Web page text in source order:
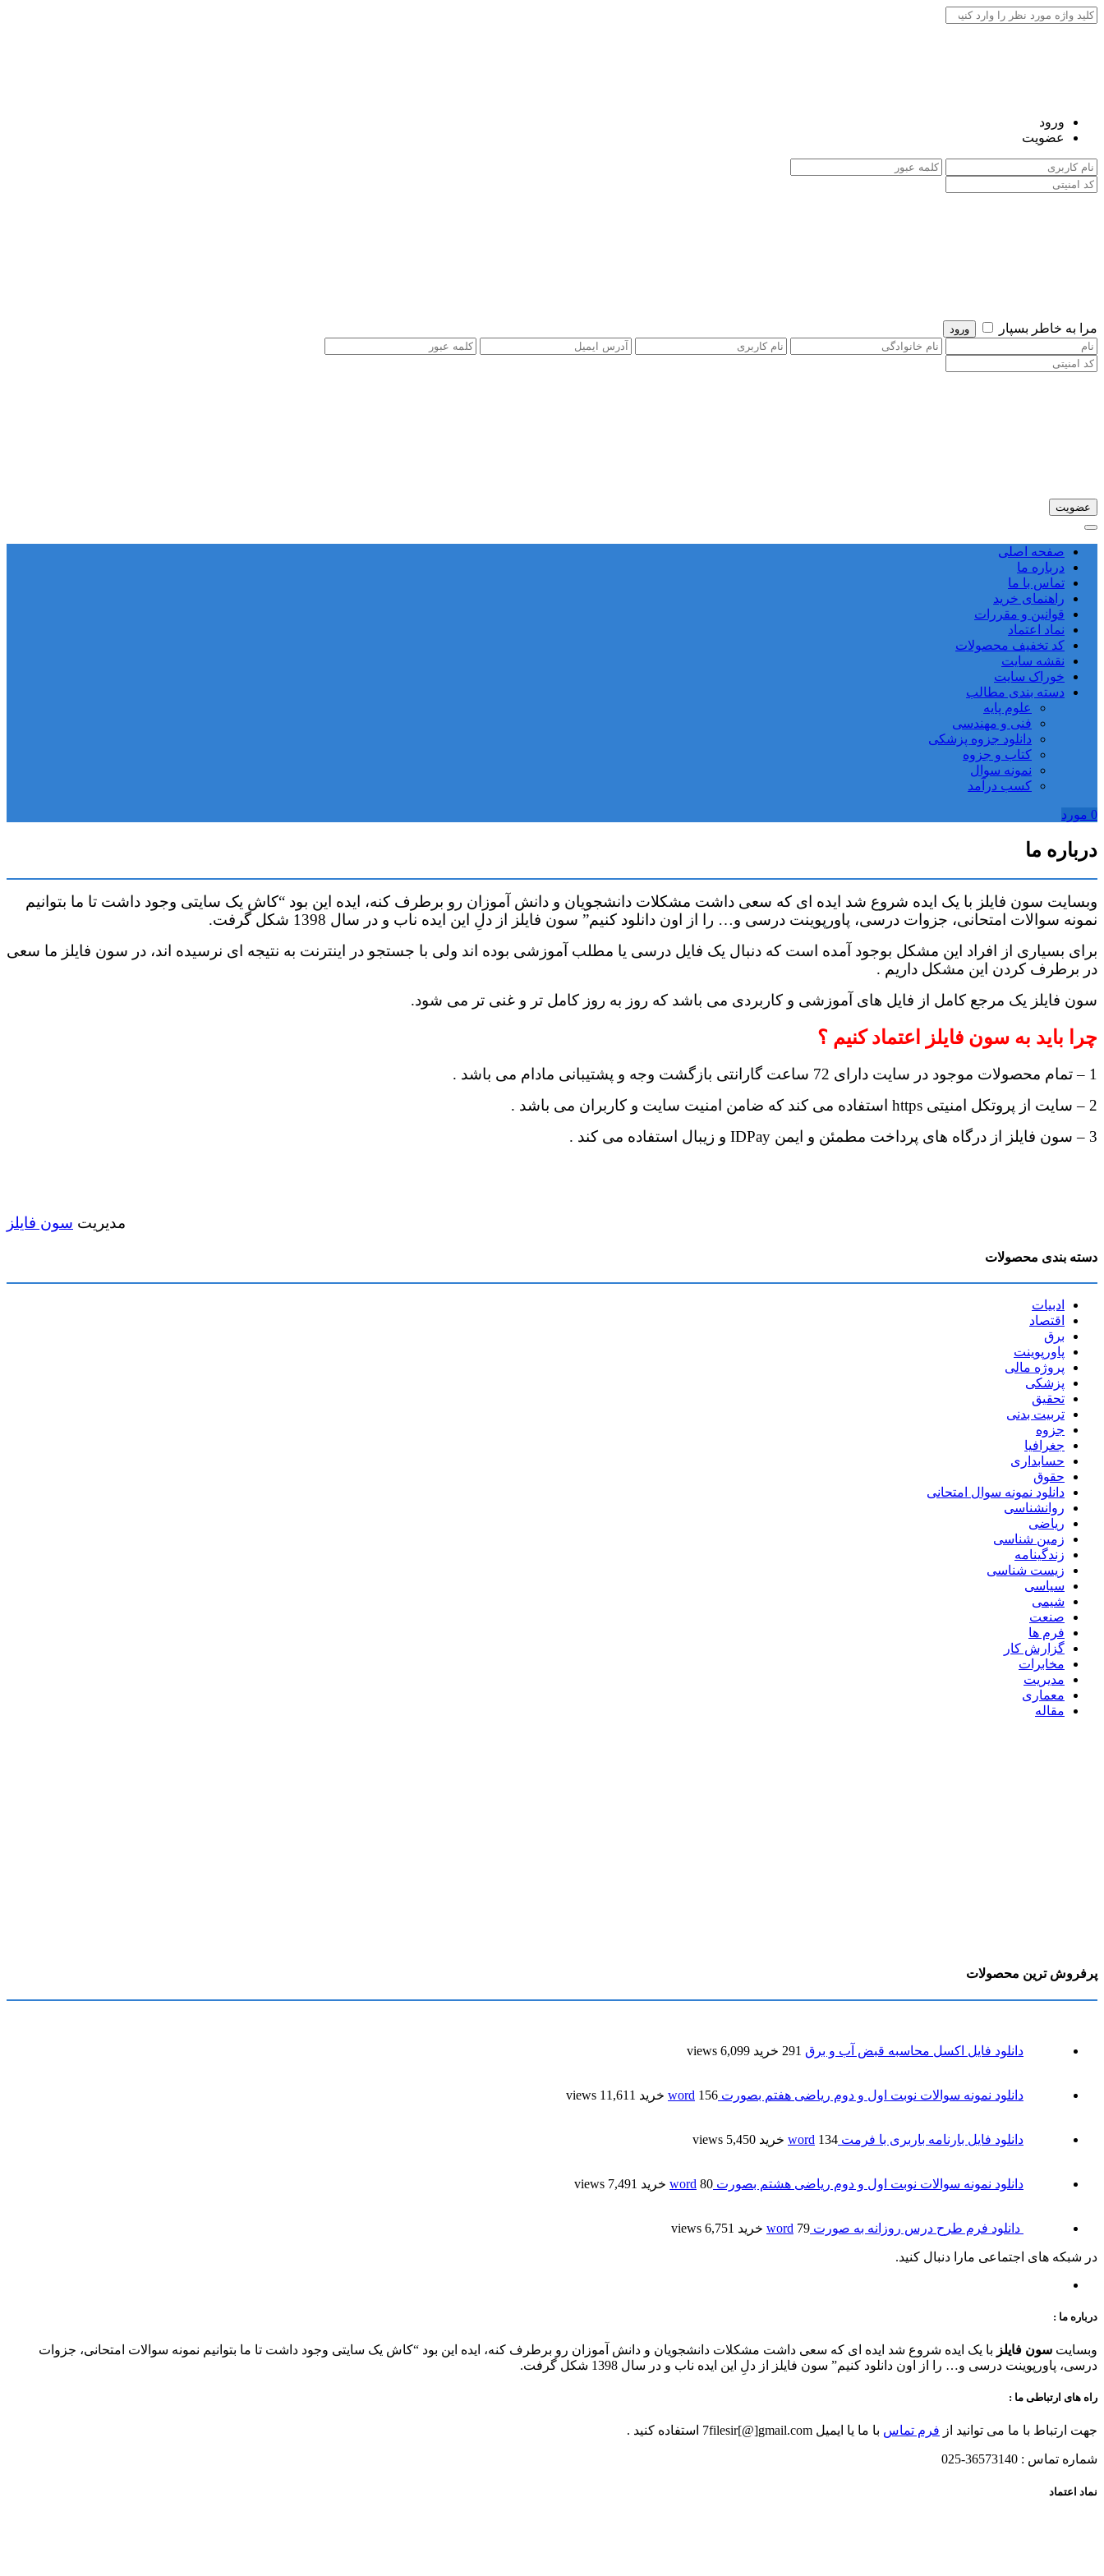
ورود
عضویت
مرا به خاطر بسپار
صفحه اصلی
درباره ما
تماس با ما
راهنمای خرید
قوانین و مقررات
نماد اعتماد
کد تخفیف محصولات
نقشه سایت
خوراک سایت
دسته بندی مطالب
علوم پایه
فنی و مهندسی
دانلود جزوه پزشکی
کتاب و جزوه
نمونه سوال
کسب درآمد
0 مورد
درباره ما
وبسایت سون فایلز با یک ایده شروع شد ایده ای که سعی داشت مشکلات دانشجویان و دانش آموزان رو برطرف کنه، ایده این بود “کاش یک سایتی وجود داشت تا ما بتوانیم
نمونه سوالات امتحانی، جزوات درسی، پاورپوینت درسی و… را از اون دانلود کنیم” سون فایلز از دلِ این ایده ناب و در سال 1398 شکل گرفت.
برای بسیاری از افراد این مشکل بوجود آمده است که دنبال یک فایل درسی یا مطلب آموزشی بوده اند ولی با جستجو در اینترنت به نتیجه ای نرسیده اند، در سون فایلز ما سعی
در برطرف کردن این مشکل داریم .
سون فایلز یک مرجع کامل از فایل های آموزشی و کاربردی می باشد که روز به روز کامل تر و غنی تر می شود.
چرا باید به سون فایلز اعتماد کنیم ؟
1 – تمام محصولات موجود در سایت دارای 72 ساعت گارانتی بازگشت وجه و پشتیبانی مادام می باشد .
2 – سایت از پروتکل امنیتی https استفاده می کند که ضامن امنیت سایت و کاربران می باشد .
3 – سون فایلز از درگاه های پرداخت مطمئن و ایمن IDPay و زیبال استفاده می کند .
مدیریت سون فایلز
دسته بندی محصولات
ادبیات
اقتصاد
برق
پاورپوینت
پروژه مالی
پزشکی
تحقیق
تربیت بدنی
جزوه
جغرافیا
حسابداری
حقوق
دانلود نمونه سوال امتحانی
روانشناسی
ریاضی
زمین شناسی
زندگینامه
زیست شناسی
سیاسی
شیمی
صنعت
فرم ها
گزارش کار
مخابرات
مدیریت
معماری
مقاله
پرفروش ترین محصولات
دانلود فایل اکسل محاسبه قبض آب و برق 291 خرید 6,099 views
دانلود نمونه سوالات نوبت اول و دوم ریاضی هفتم بصورت word 156 خرید 11,611 views
دانلود فایل بارنامه باربری با فرمت word 134 خرید 5,450 views
دانلود نمونه سوالات نوبت اول و دوم ریاضی هشتم بصورت word 80 خرید 7,491 views
دانلود فرم طرح درس روزانه به صورت word 79 خرید 6,751 views
در شبکه های اجتماعی مارا دنبال کنید.
درباره ما :
وبسایت سون فایلز با یک ایده شروع شد ایده ای که سعی داشت مشکلات دانشجویان و دانش آموزان رو برطرف کنه، ایده این بود “کاش یک سایتی وجود داشت تا ما بتوانیم نمونه سوالات امتحانی، جزوات
درسی، پاورپوینت درسی و… را از اون دانلود کنیم” سون فایلز از دلِ این ایده ناب و در سال 1398 شکل گرفت.
راه های ارتباطی ما :
جهت ارتباط با ما می توانید از فرم تماس با ما یا ایمیل 7filesir[@]gmail.com استفاده کنید .
شماره تماس : 36573140-025
نماد اعتماد